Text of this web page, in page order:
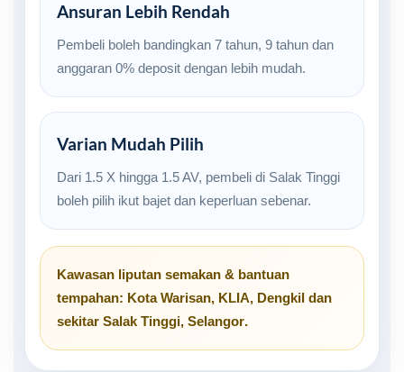
Ansuran Lebih Rendah
Pembeli boleh bandingkan 7 tahun, 9 tahun dan
anggaran 0% deposit dengan lebih mudah.
Varian Mudah Pilih
Dari 1.5 X hingga 1.5 AV, pembeli di Salak Tinggi
boleh pilih ikut bajet dan keperluan sebenar.
Kawasan liputan semakan & bantuan
tempahan: Kota Warisan, KLIA, Dengkil dan
sekitar Salak Tinggi, Selangor.